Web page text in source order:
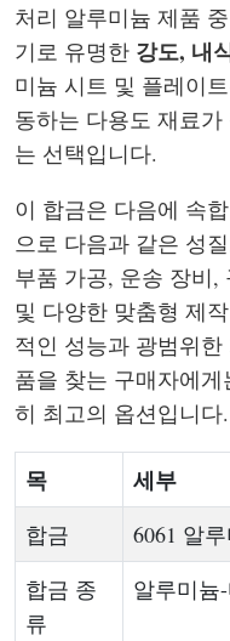
처리 알루미늄 제품
기로 유명한 강도, 내
미늄 시트 및 플레이
동하는 다용도 재료
는 선택입니다.
이 합금은 다음에 속
으로 다음과 같은 성
부품 가공, 운송 장비,
및 다양한 맞춤형 제
적인 성능과 광범위
품을 찾는 구매자에
히 최고의 옵션입니다.
목 세부
합금
6061 알
합금 종
류
알루미늄